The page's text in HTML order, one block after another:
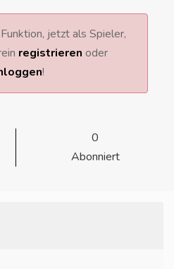
jetzt als Spieler,
registrieren oder
!
0
Abonniert